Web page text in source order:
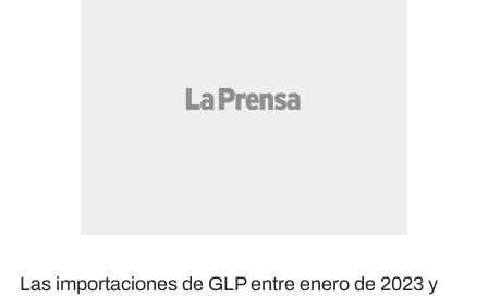
Las importaciones de GLP entre enero de 2023 y